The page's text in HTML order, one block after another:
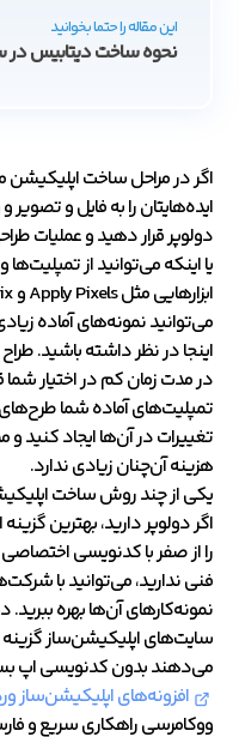
این مقاله را حتما بخوانید
نحوه ساخت دیتابیس
اگر در مراحل ساخت اپلیکیشن
ایده‌هایتان را به فایل و تصویر
دولوپر قرار دهید و عملیات
یا اینکه می‌توانید از تمپلیت‌ها
می‌توانید نمونه‌های آماده
اینجا در نظر داشته باشید.
در مدت زمان کم در اختیار شما
تمپلیت‌های آماده شما
تغییرات در آن‌ها ایجاد کنید
هزینه آن‌چنان زیادی ندارد.
یکی از چند روش‌ ساخت
اگر دولوپر دارید، بهترین
را از صفر با کدنویسی اختصاصی
فنی ندارید، می‌توانید با
نمونه‌کارهای آن‌ها بهره
سایت‌های اپلیکیشن‌ساز
می‌دهند بدون کدنویسی اپ
افزونه‌های اپلیکیشن‌ساز